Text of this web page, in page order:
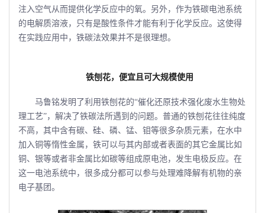
注入空气从而提供化学反应中的氧。另外，作为铁碳电池系统
的电解质溶液，只有是酸性条件才能有利于化学反应。这使得
在实践应用中，铁碳法效果并不是很理想。
铁刨花，便宜且可大规模使用
马鲁铭发明了利用铁刨花的“催化还原技术强化废水生物处
理工艺”，解决了铁碳法所遇到的问题。普通的铁刨花往往纯度
不高，其中含有碳、硅、磷、锰、钼等很多杂质元素，在水中
加入铜等惰性金属，铁可以与其内部或者表面的其它金属比如
铜、银等或者非金属比如碳等组成原电池，发生电极反应。在
这一电池系统中，很多成分都可以参与处理难降解有机物的亲
电子基团。